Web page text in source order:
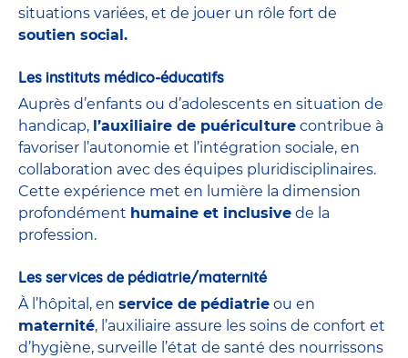
situations variées, et de jouer un rôle fort de
soutien social.
Les instituts médico-éducatifs
Auprès d’enfants ou d’adolescents en situation de
handicap, l’auxiliaire de puériculture contribue à
favoriser l’autonomie et l’intégration sociale, en
collaboration avec des équipes pluridisciplinaires.
Cette expérience met en lumière la dimension
profondément humaine et inclusive de la
profession.
Les services de pédiatrie/maternité
À l’hôpital, en service de pédiatrie ou en
maternité, l’auxiliaire assure les soins de confort et
d’hygiène, surveille l’état de santé des nourrissons